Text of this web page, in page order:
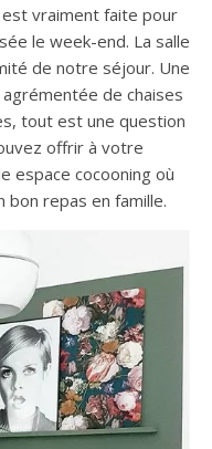
vraiment faite pour
le week-end. La salle
de notre séjour. Une
de chaises
tout est une question
offrir à votre
espace cocooning où
bon repas en famille.